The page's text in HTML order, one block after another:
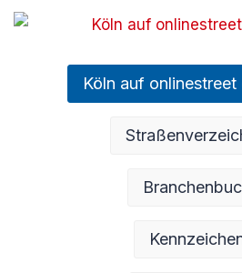
Köln auf onlinestreet